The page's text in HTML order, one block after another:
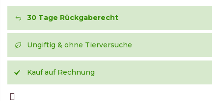
30 Tage Rückgaberecht
Ungiftig & ohne Tierversuche
Kauf auf Rechnung